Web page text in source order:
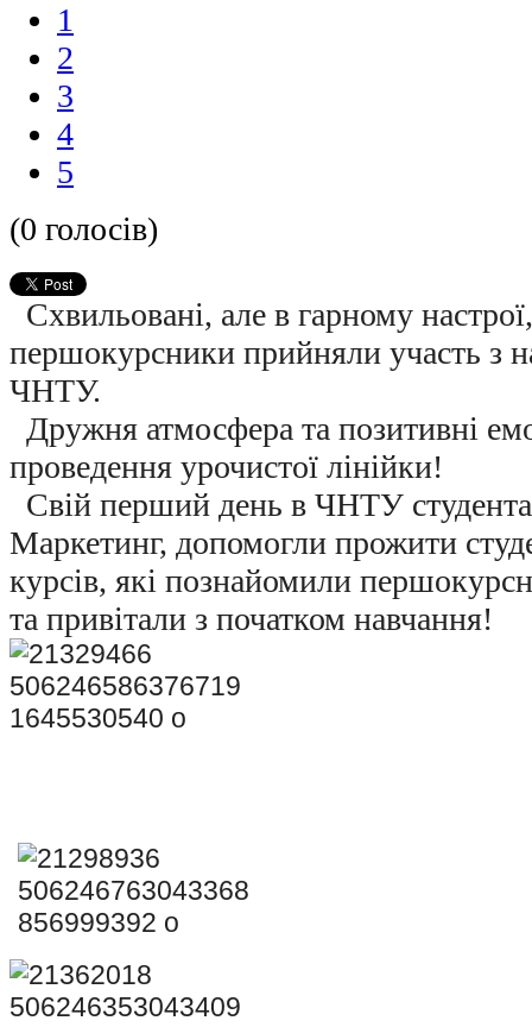
1
2
3
4
5
(0 голосів)
Схвильовані, але в гарному
першокурсники прийняли участь з
ЧНТУ.
Дружня атмосфера та позитивні
проведення урочистої лінійки!
Свій перший день в ЧНТУ
Маркетинг, допомогли прожити
курсів, які познайомили
та привітали з початком навчання!